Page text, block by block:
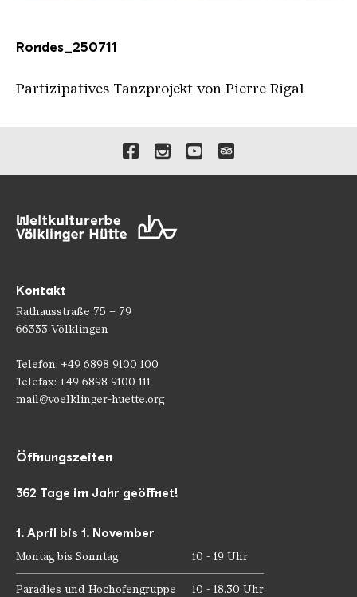
Rondes_250711
Partizipatives Tanzprojekt von Pierre Rigal
Verlinkungen zu unseren
Kontakt
Rathausstraße 75 – 79
66333 Völklingen
Telefon: +49 6898 9100 100
Telefax: +49 6898 9100 111
mail@voelklinger-huette.org
Öffnungszeiten
362 Tage im Jahr geöffnet!
1. April bis 1. November
Montag bis Sonntag 10 - 19 Uhr
Paradies und Hochofengruppe 10 - 18.30 Uhr